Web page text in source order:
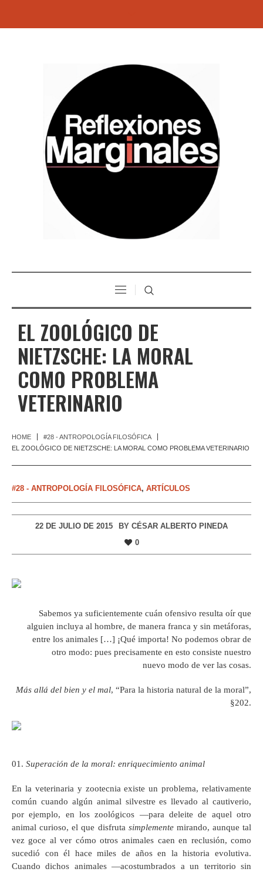
EL ZOOLÓGICO DE
NIETZSCHE: LA MORAL
COMO PROBLEMA
VETERINARIO
HOME
#28 - ANTROPOLOGÍA FILOSÓFICA
EL ZOOLÓGICO DE NIETZSCHE: LA MORAL COMO PROBLEMA VETERINARIO
#28 - ANTROPOLOGÍA FILOSÓFICA, ARTÍCULOS
22 DE JULIO DE 2015 BY CÉSAR ALBERTO PINEDA
0
Sabemos ya suficientemente cuán ofensivo resulta oír que
alguien incluya al hombre, de manera franca y sin metáforas,
entre los animales […] ¡Qué importa! No podemos obrar de
otro modo: pues precisamente en esto consiste nuestro
nuevo modo de ver las cosas.
Más allá del bien y el mal, “Para la historia natural de la moral”,
§202.
Superación de la moral: enriquecimiento animal
En la veterinaria y zootecnia existe un problema, relativamente
común cuando algún animal silvestre es llevado al cautiverio,
por ejemplo, en los zoológicos —para deleite de aquel otro
animal curioso, el que disfruta simplementemirando, aunque tal
vez goce al ver cómo otros animales caen en reclusión, como
sucedió con él hace miles de años en la historia evolutiva.
Cuando dichos animales —acostumbrados a un territorio sin